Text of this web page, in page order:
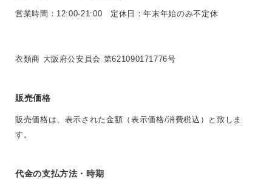
営業時間：12:00-21:00 定休日：年末年始のみ不定休
衣類商 大阪府公安員会 第621090171776号
販売価格
販売価格は、表示された金額（表示価格/消費税込）と致しま
す。
代金の支払方法・時期